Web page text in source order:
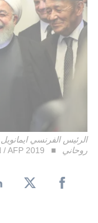
الرئيس الفرنسي
روحاني
AFP 2019 ©